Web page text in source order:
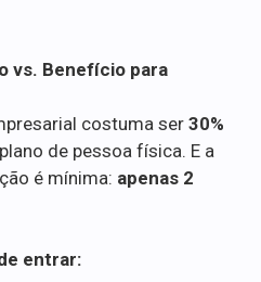
vs. Benefício para
costuma ser 30%
de pessoa física. E a
é mínima: apenas 2
entrar: